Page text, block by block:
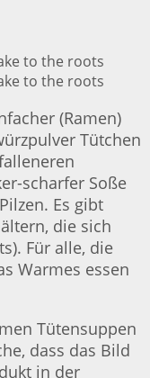
(Ramen)
Tütchen
scharfer Soße
Es gibt
die sich
Für alle, die
Warmes essen
Tütensuppen
dass das Bild
in der